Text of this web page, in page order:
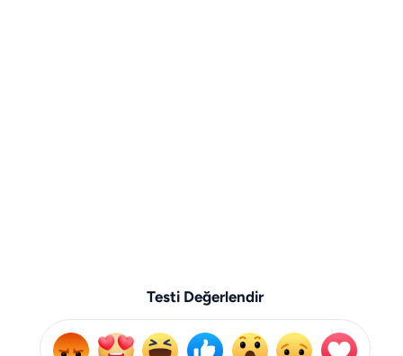
Testi Değerlendir